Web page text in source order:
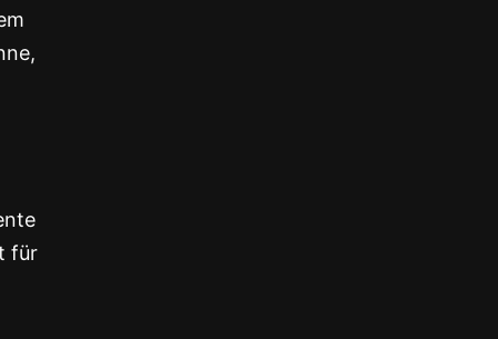
für